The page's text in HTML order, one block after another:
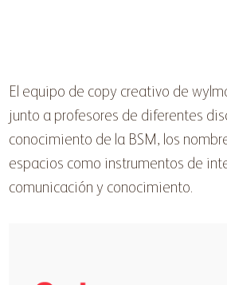
El equipo de copy creativo de
junto a profesores de diferentes
conocimiento de la BSM, los
espacios como instrumentos de
comunicación y conocimiento.